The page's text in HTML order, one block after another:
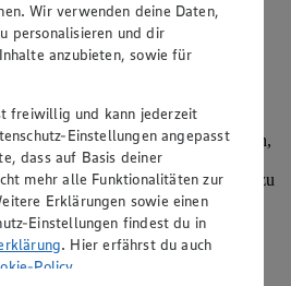
oder Tumbler sind beim Rum die
oben verjüngt zu. Die Aromen
und entfalten.
mit der Zeit einen Eigengeruch,
Glas widerspiegelt. Vor dem
und trocknen, um die Aromen nicht zu
Aromen zu unterstützen,
Rums bei Zimmertemperatur
Wir verwenden deine Daten,
personalisieren und dir
anzubieten, sowie für
freiwillig und kann jederzeit
Einstellungen angepasst
dass auf Basis deiner
mehr alle Funktionalitäten zur
Erklärungen sowie einen
Einstellungen findest du in
. Hier erfährst du auch
Policy.